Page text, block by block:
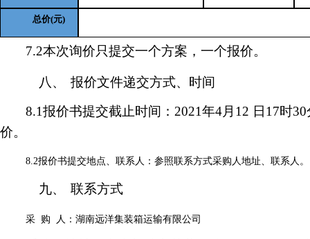
总价(元)
7.2本次询价只提交一个方案，一个报价。
八、
报价文件递交方式、时间
8.1报价书提交截止时间：2021年4月12 日17时
价。
8.2报价书提交地点、 联系人 ：参照联系方式采购人地址、联系人。
九、 联系方式
采 购 人：湖南远洋集装箱运输有限公司